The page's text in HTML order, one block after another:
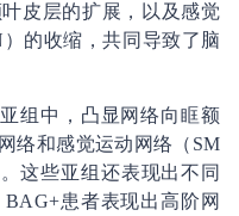
皮层的扩展，以及感觉
的收缩，共同导致了脑
组中，凸显网络向眶额
络和感觉运动网络（SM
这些亚组还表现出不同
患者表现出高阶网